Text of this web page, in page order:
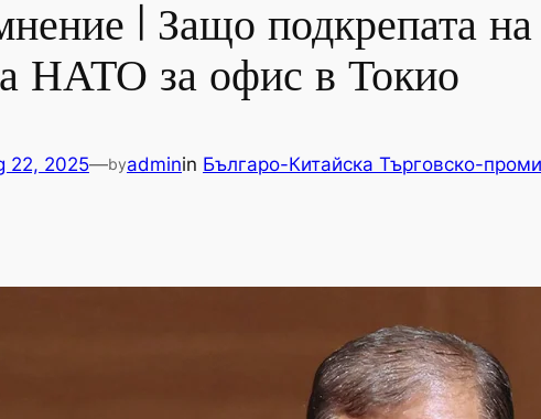
| Защо подкрепата
НАТО за офис в Токио
22, 2025—byadminin Българо-Китайска Търговско-